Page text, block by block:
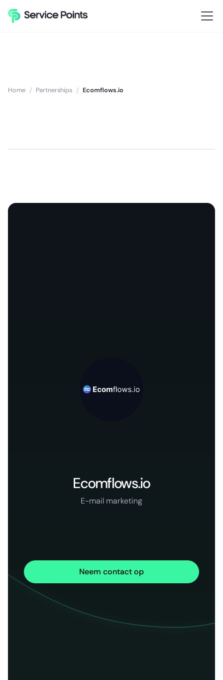
Home / Partnerships / Ecomflows.io
Ecomflows.io
E-mail marketing
Neem contact op